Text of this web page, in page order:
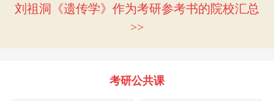
刘祖洞《遗传学》作为考研参考书的院校汇总
考研公共课